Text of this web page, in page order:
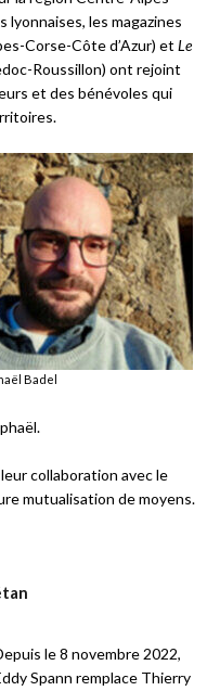
les magazines
Corse-Côte d’Azur) et Le
Roussillon) ont rejoint
et des bénévoles qui
Badel
collaboration avec le
mutualisation de moyens.
le 8 novembre 2022,
Spann remplace Thierry